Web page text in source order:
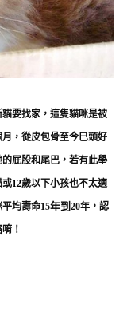
要找家，這隻貓咪是被
，從皮包骨至今巳頭好
屁股和尾巴，若有此舉
或12歲以下小孩也不太適
均壽命15年到 20年，認
！